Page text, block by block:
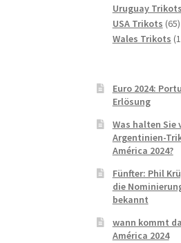
Uruguay Trikots
USA Trikots 6565
Wales Trikots
Euro 2024:
Erlösung
Was halten Sie
Argentinien-
América 2024?
Fünfter: Phil
die
bekannt
wann kommt
América 2024